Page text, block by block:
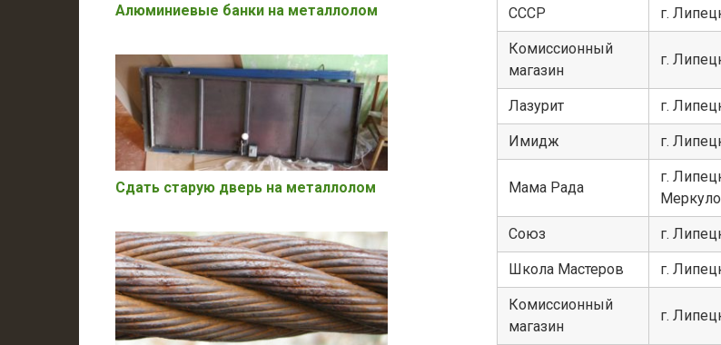
СССР г.
Комиссионный
магазин
г.
Лазурит г.
Имидж г.
Мама Рада
г.
Союз г.
Школа Мастеров г.
Комиссионный
магазин
г.
Алюминиевые банки на металлолом
Сдать старую дверь на металлолом